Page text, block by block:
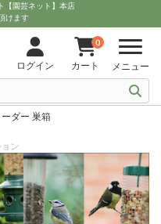
【園芸ネット】本店
けます
ログイン
0
カート メニュー
ダー 巣箱
ン